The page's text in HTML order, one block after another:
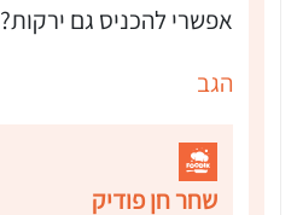
אפשרי להכניס גם ירקות?
הגב
שחר חן פודיק